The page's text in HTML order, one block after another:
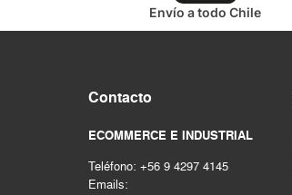
Envío a todo Chile
Contacto
ECOMMERCE E INDUSTRIAL
Teléfono: +56 9 4297 4145
Emails: